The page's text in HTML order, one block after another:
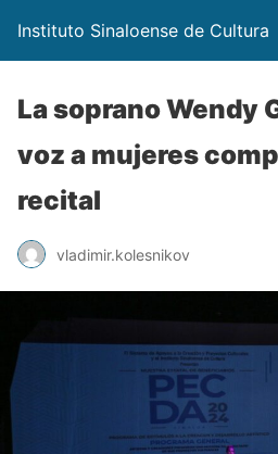
Instituto Sinaloense de Cultura
La soprano Wendy
voz a mujeres
recital
vladimir.kolesnikov